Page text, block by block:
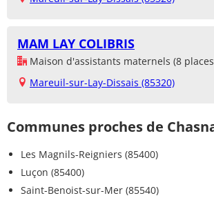
MAM LAY COLIBRIS
Maison d'assistants maternels (8
Mareuil-sur-Lay-Dissais (85320)
Communes proches de
Les Magnils-Reigniers (85400)
Luçon (85400)
Saint-Benoist-sur-Mer (85540)